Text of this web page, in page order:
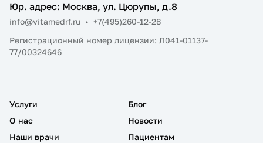
Юр. адрес: Москва, ул. Цюрупы, д.8
info@vitamedrf.ru • +7(495)260-12-28
Регистрационный номер лицензии: Л041-01137-
77/00324646
Услуги
О нас
Наши врачи
Блог
Новости
Пациентам